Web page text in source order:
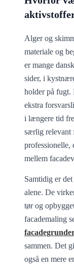
Alger og
materiale og
er mange
sider, i
holder på fugt.
ekstra
i længere tid
særlig relevant
professionelle,
mellem
Samtidig er
alene. De
tør og
facademaling
sammen. Det
også en mere